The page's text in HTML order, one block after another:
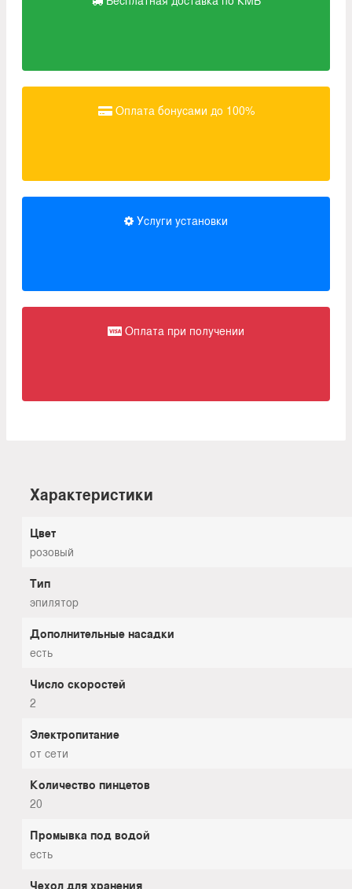
Оплата бонусами до 100%
Услуги установки
Оплата при получении
Характеристики
Цвет
розовый
Тип
эпилятор
Дополнительные насадки
есть
Число скоростей
2
Электропитание
от сети
Количество пинцетов
20
Промывка под водой
есть
Чехол для хранения